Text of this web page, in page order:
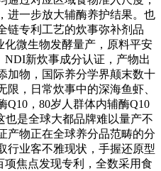
进一步放大辅酶养护结果。也
链专利工艺的炊事弥补剂品
化微生物发酵量产，原料平安
新炊事成分认证，产物出
加物，国际养分学界颠末数十
，日常炊事中的深海鱼虾、
Q10，80岁人群体内辅酶Q10
也是全球大都品牌难以量产不
产物正在全球养分品范畴的分
行业客不雅现状，手握还原型
项焦点发现专利，全数采用食